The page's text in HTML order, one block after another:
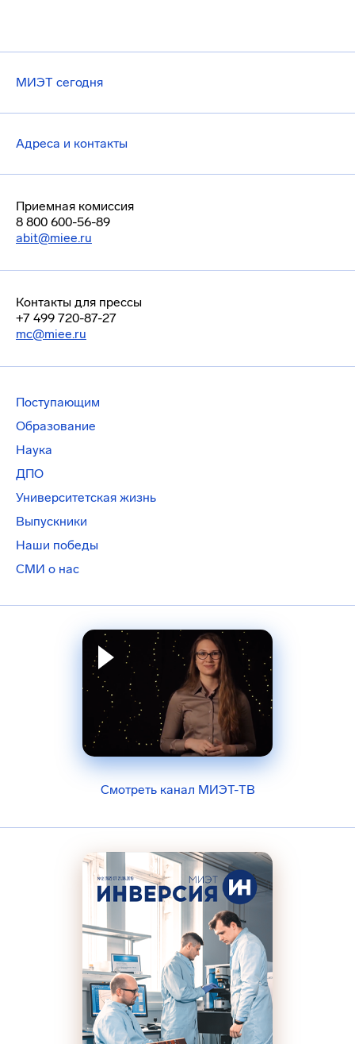
МИЭТ сегодня
Адреса и контакты
Приемная комиссия
8 800 600-56-89
abit@miee.ru
Контакты для прессы
+7 499 720-87-27
mc@miee.ru
Поступающим
Образование
Наука
ДПО
Университетская жизнь
Выпускники
Наши победы
СМИ о нас
Смотреть канал МИЭТ-ТВ